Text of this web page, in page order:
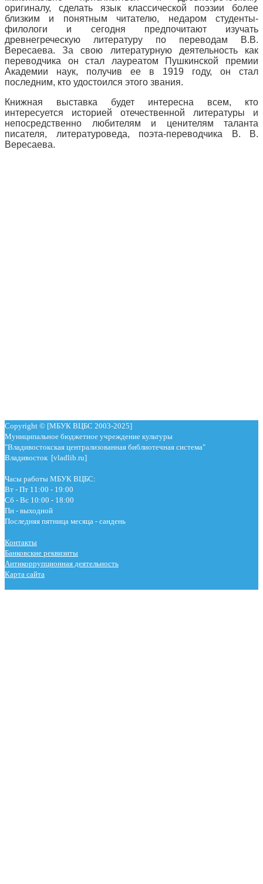
оригиналу, сделать язык классической поэзии более
близким и понятным читателю, недаром студенты-
филологи и сегодня предпочитают изучать
древнегреческую литературу по переводам В.В.
Вересаева. За свою литературную деятельность как
переводчика он стал лауреатом Пушкинской премии
Академии наук, получив ее в 1919 году, он стал
последним, кто удостоился этого звания.
Книжная выставка будет интересна всем, кто
интересуется историей отечественной литературы и
непосредственно любителям и ценителям таланта
писателя, литературоведа, поэта-переводчика В. В.
Вересаева.
Copyright © [МБУК ВЦБС 2003-2025]
Муниципальное бюджетное учреждение культуры
"Владивостокская централизованная библиотечная система"
Владивосток [vladlib.ru]
Часы работы МБУК ВЦБС:
Вт - Пт 11:00 - 19:00
Сб - Вс 10:00 - 18:00
Пн - выходной
Последняя пятница месяца - сандень
Контакты
Банковские реквизиты
Антикоррупционная деятельность
Карта сайта